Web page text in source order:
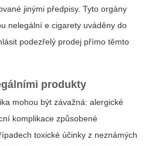
jinými předpisy. Tyto orgány
nelegální e cigarety uváděny do
podezřelý prodej přímo těmto
produkty
mohou být závažná: alergické
komplikace způsobené
toxické účinky z neznámých